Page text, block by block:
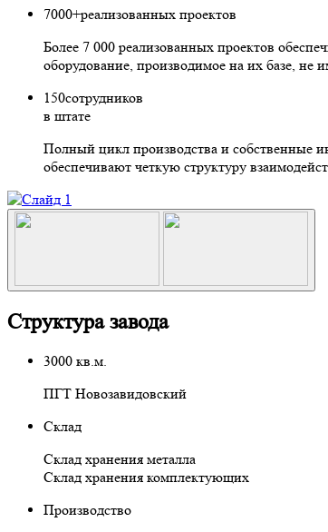
7000+реализованных проектов
Более 7 000 реализованных проектов
оборудование, производимое на их базе,
150сотрудников
в штате
Полный цикл производства и собственные
обеспечивают четкую структуру
Структура завода
3000 кв.м.
ПГТ Новозавидовский
Склад
Склад хранения металла
Склад хранения комплектующих
Производство